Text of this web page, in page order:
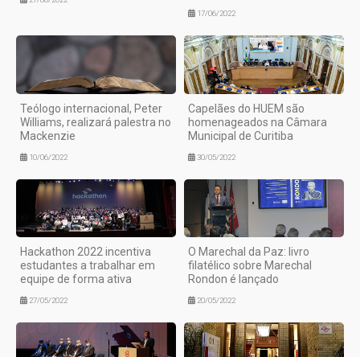
17/06/2022
Teólogo internacional, Peter
Williams, realizará palestra no
Mackenzie
10/06/2022
Capelães do HUEM são
homenageados na Câmara
Municipal de Curitiba
30/05/2022
Hackathon 2022 incentiva
estudantes a trabalhar em
equipe de forma ativa
27/05/2022
O Marechal da Paz: livro
filatélico sobre Marechal
Rondon é lançado
20/05/2022